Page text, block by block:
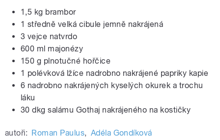
1,5 kg brambor
1 středně velká cibule jemně nakrájená
3 vejce natvrdo
600 ml majonézy
150 g plnotučné hořčice
1 polévková lžíce nadrobno nakrájené papriky kapie
6 nadrobno nakrájených kyselých okurek a trochu
láku
30 dkg salámu Gothaj nakrájeného na kostičky
autoři: Roman Paulus, Adéla Gondíková